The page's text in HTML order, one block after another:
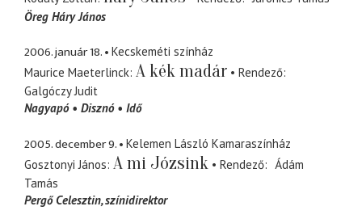
Öreg Háry János
2006. január 18.
Kecskeméti színház
Maurice Maeterlinck A kék madár
Rendező
Galgóczy Judit
Nagyapó
Disznó Idő
2005. december 9.
Kelemen László Kamaraszínház
Gosztonyi János A mi Józsink Rendező
Ádám
Tamás
Pergő Celesztin színidirektor